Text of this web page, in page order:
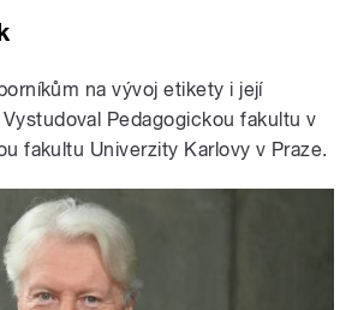
na vývoj etikety i její
Pedagogickou fakultu v
fakultu Univerzity Karlovy v Praze.